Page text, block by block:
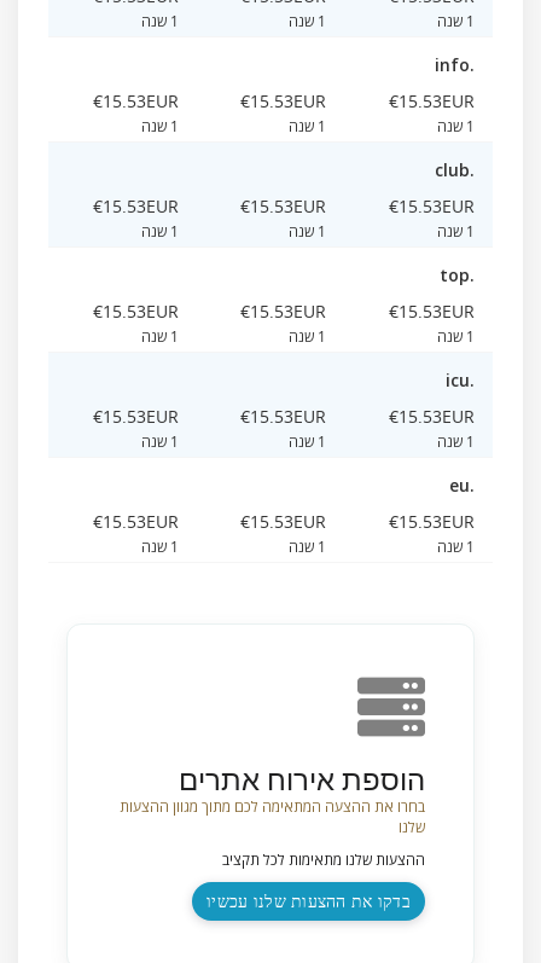
1 שנה 1 שנה 1 שנה
.info
‎€15.53EUR
1 שנה
‎€15.53EUR
1 שנה
‎€15.53EUR
1 שנה
.club
‎€15.53EUR
1 שנה
‎€15.53EUR
1 שנה
‎€15.53EUR
1 שנה
.top
‎€15.53EUR
1 שנה
‎€15.53EUR
1 שנה
‎€15.53EUR
1 שנה
.icu
‎€15.53EUR
1 שנה
‎€15.53EUR
1 שנה
‎€15.53EUR
1 שנה
.eu
‎€15.53EUR
1 שנה
‎€15.53EUR
1 שנה
‎€15.53EUR
1 שנה
הוספת אירוח אתרים
בחרו את ההצעה המתאימה לכם מתוך מגוון ההצעות
שלנו
ההצעות שלנו מתאימות לכל תקציב
בדקו את ההצעות שלנו עכשיו